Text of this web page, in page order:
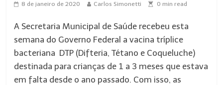
8 de janeiro de 2020 Carlos Simonetti 0 min read
A Secretaria Municipal de Saúde recebeu esta
semana do Governo Federal a vacina tríplice
bacteriana DTP (Difteria, Tétano e Coqueluche)
destinada para crianças de 1 a 3 meses que estava
em falta desde o ano passado. Com isso, as